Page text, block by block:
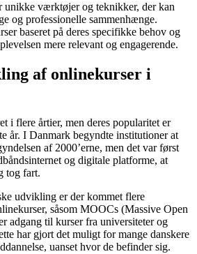
unikke værktøjer og teknikker, der kan
og professionelle sammenhænge.
baseret på deres specifikke behov og
mere relevant og engagerende.
af onlinekurser i
i flere årtier, men deres popularitet er
år. I Danmark begyndte institutioner at
af 2000’erne, men det var først
og digitale platforme, at
tog fart.
udvikling er der kommet flere
såsom MOOCs (Massive Open
adgang til kurser fra universiteter og
har gjort det muligt for mange danskere
uanset hvor de befinder sig.